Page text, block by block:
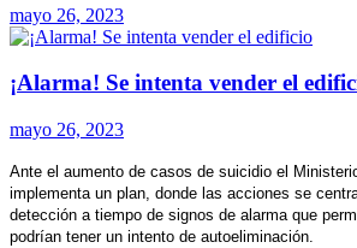
mayo 26, 2023
¡Alarma! Se intenta vender el
mayo 26, 2023
Ante el aumento de casos de suicidio el
implementa un plan, donde las acciones se
detección a tiempo de signos de alarma que
podrían tener un intento de autoeliminación.